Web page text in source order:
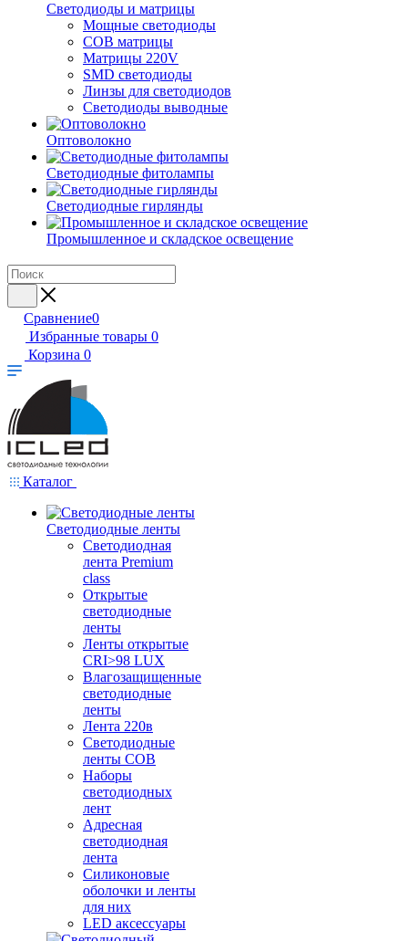
Светодиоды и матрицы
Мощные светодиоды
COB матрицы
Матрицы 220V
SMD светодиоды
Линзы для светодиодов
Светодиоды выводные
Оптоволокно
Светодиодные фитолампы
Светодиодные гирлянды
Промышленное и складское освещение
Сравнение0
Избранные товары 0
Корзина 0
Каталог
Светодиодные ленты
Светодиодная
лента Premium
class
Открытые
светодиодные
ленты
Ленты открытые
CRI>98 LUX
Влагозащищенные
светодиодные
ленты
Лента 220в
Светодиодные
ленты COB
Наборы
светодиодных
лент
Адресная
светодиодная
лента
Силиконовые
оболочки и ленты
для них
LED аксессуары